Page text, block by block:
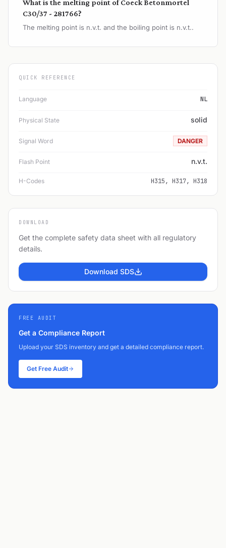
What is the melting point of Coeck Betonmortel
C30/37 - 281766?
The melting point is n.v.t. and the boiling point is n.v.t..
QUICK REFERENCE
Language NL
Physical State solid
Signal Word DANGER
Flash Point n.v.t.
H-Codes H315, H317, H318
DOWNLOAD
Get the complete safety data sheet with all regulatory
details.
Download SDS
FREE AUDIT
Get a Compliance Report
Upload your SDS inventory and get a detailed compliance report.
Get Free Audit